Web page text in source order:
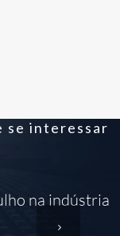
se interessar
na indústria